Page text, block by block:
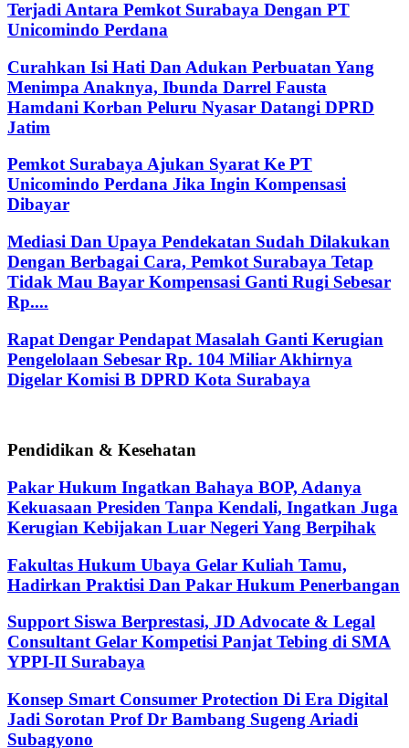
Terjadi Antara Pemkot Surabaya Dengan PT
Unicomindo Perdana
Curahkan Isi Hati Dan Adukan Perbuatan Yang
Menimpa Anaknya, Ibunda Darrel Fausta
Hamdani Korban Peluru Nyasar Datangi DPRD
Jatim
Pemkot Surabaya Ajukan Syarat Ke PT
Unicomindo Perdana Jika Ingin Kompensasi
Dibayar
Mediasi Dan Upaya Pendekatan Sudah Dilakukan
Dengan Berbagai Cara, Pemkot Surabaya Tetap
Tidak Mau Bayar Kompensasi Ganti Rugi Sebesar
Rp....
Rapat Dengar Pendapat Masalah Ganti Kerugian
Pengelolaan Sebesar Rp. 104 Miliar Akhirnya
Digelar Komisi B DPRD Kota Surabaya
Pendidikan & Kesehatan
Pakar Hukum Ingatkan Bahaya BOP, Adanya
Kekuasaan Presiden Tanpa Kendali, Ingatkan Juga
Kerugian Kebijakan Luar Negeri Yang Berpihak
Fakultas Hukum Ubaya Gelar Kuliah Tamu,
Hadirkan Praktisi Dan Pakar Hukum Penerbangan
Support Siswa Berprestasi, JD Advocate & Legal
Consultant Gelar Kompetisi Panjat Tebing di SMA
YPPI-II Surabaya
Konsep Smart Consumer Protection Di Era Digital
Jadi Sorotan Prof Dr Bambang Sugeng Ariadi
Subagyono